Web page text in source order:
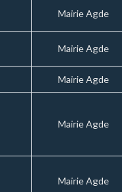
Mairie Agde
Mairie Agde
Mairie Agde
Mairie Agde
Mairie Agde